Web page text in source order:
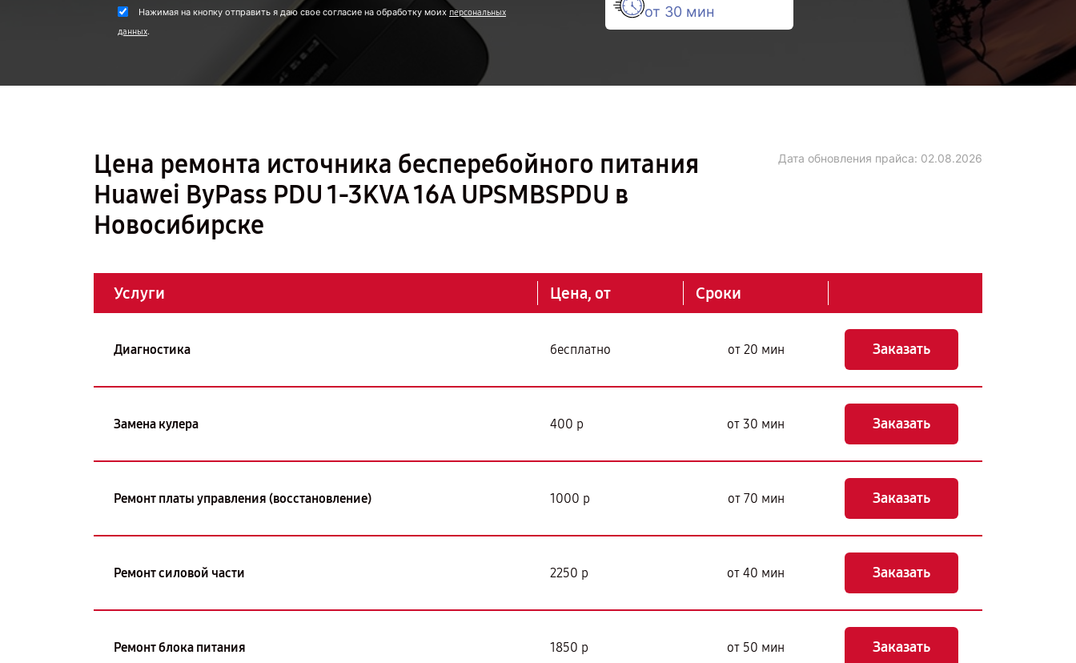
Нажимая на кнопку отправить я даю свое согласие на обработку моих персональных
данных.
от 30 мин
Цена ремонта источника бесперебойного питания
Huawei ByPass PDU 1-3KVA 16A UPSMBSPDU в
Новосибирске
Дата обновления прайса: 02.08.2026
Услуги Цена, от Сроки
Диагностика бесплатно от 20 мин Заказать
Замена кулера 400 р от 30 мин Заказать
Ремонт платы управления (восстановление) 1000 р от 70 мин Заказать
Ремонт силовой части 2250 р от 40 мин Заказать
Ремонт блока питания 1850 р от 50 мин Заказать